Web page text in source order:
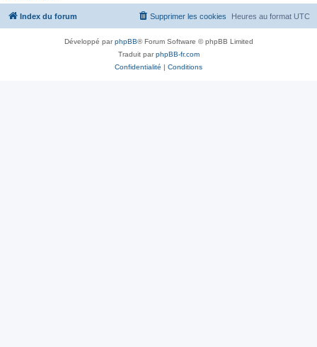
Index du forum Heures au format UTC
Supprimer les cookies
Développé parphpBB® Forum Software © phpBB Limited
Traduit parphpBB-fr.com
Confidentialité | Conditions